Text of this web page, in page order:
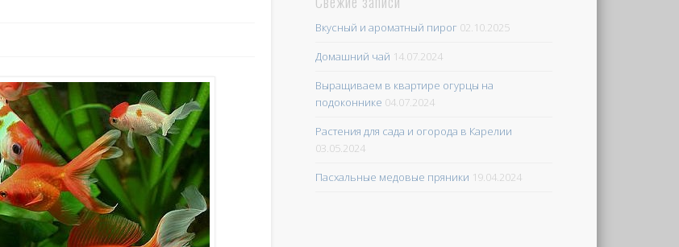
Вкусный и ароматный пирог 02.10.2025
Домашний чай 14.07.2024
Выращиваем в квартире огурцы на
подоконнике 04.07.2024
Растения для сада и огорода в Карелии
03.05.2024
Пасхальные медовые пряники 19.04.2024